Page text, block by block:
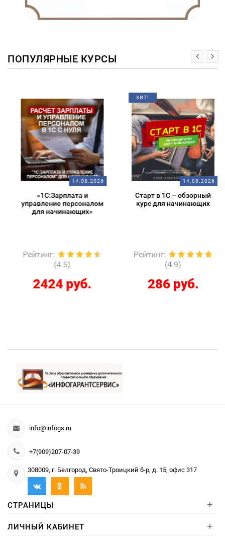
ПОПУЛЯРНЫЕ КУРСЫ
14.08.2026
«1С:Зарплата и
управление персоналом
для начинающих»
Рейтинг:
(4.5)
2424 руб.
ХИТ!
14.08.2026
Старт в 1С – обзорный
курс для начинающих
Рейтинг:
(4.9)
286 руб.
info@infogs.ru
+7(909)207-07-39
308009, г. Белгород, Свято-Троицкий б-р, д. 15, офис 317
СТРАНИЦЫ +
ЛИЧНЫЙ КАБИНЕТ +